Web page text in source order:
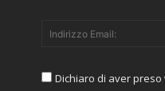
Dichiaro di aver